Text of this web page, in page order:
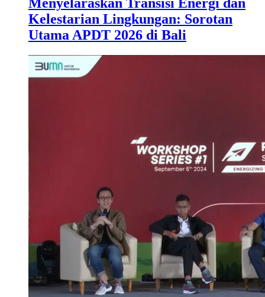
Kelestarian Lingkungan: Sorotan
Utama APDT 2026 di Bali